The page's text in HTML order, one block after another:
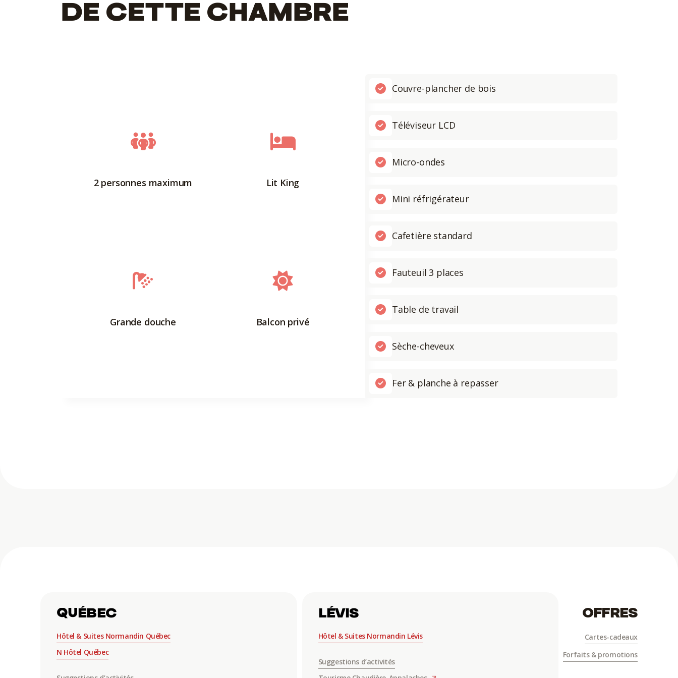
DE CETTE CHAMBRE
2 personnes maximum Lit King
Grande douche Balcon privé
Couvre-plancher de bois
Téléviseur LCD
Micro-ondes
Mini réfrigérateur
Cafetière standard
Fauteuil 3 places
Table de travail
Sèche-cheveux
Fer & planche à repasser
QUÉBEC
Hôtel & Suites Normandin Québec
N Hôtel Québec
LÉVIS
Hôtel & Suites Normandin Lévis
Suggestions d’activités
OFFRES
Cartes-cadeaux
Forfaits & promotions